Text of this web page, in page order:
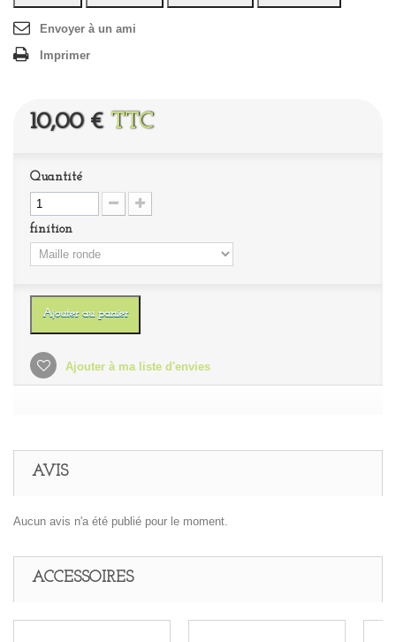
Envoyer à un ami
Imprimer
10,00 €TTC
Quantité
finition
Ajouter au panier
Ajouter à ma liste d'envies
AVIS
Aucun avis n'a été publié pour le moment.
ACCESSOIRES